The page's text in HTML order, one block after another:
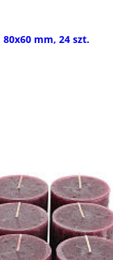
mm, 24 szt.